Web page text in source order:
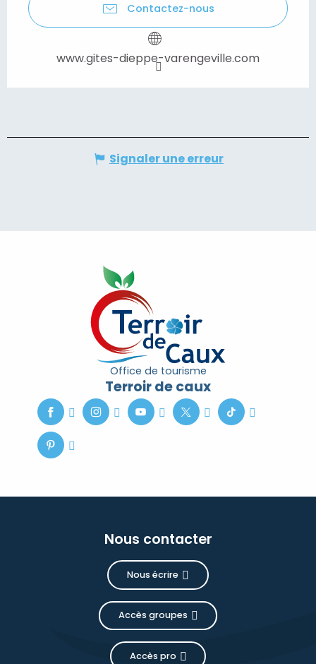
Contactez-nous
www.gites-dieppe-varengeville.com
Signaler une erreur
Office de tourisme
Terroir de caux
Nous contacter
Nous écrire
Accès groupes
Accès pro